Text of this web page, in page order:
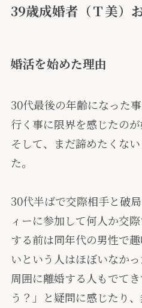
39歳成婚者（Ｔ美）
婚活を始めた理由
30代最後の年齢になった
行く事に限界を感じたのが
そして、まだ諦めたくな
た。
30代半ばで交際相手と破
ィーに参加して何人か交
する前は同年代の男性で
いという人はほぼいなかっ
周囲に離婚する人もでて
う？」と疑問に感じたり